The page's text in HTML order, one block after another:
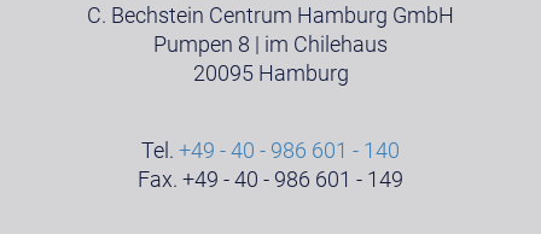
C. Bechstein Centrum Hamburg GmbH
Pumpen 8 | im Chilehaus
20095 Hamburg
Tel. +49 - 40 - 986 601 - 140
Fax. +49 - 40 - 986 601 - 149